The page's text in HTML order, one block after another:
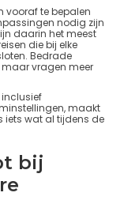
vooraf te bepalen
nodig zijn
daarin het meest
die bij elke
Bedrade
maar vragen meer
maakt
iets wat al tijdens de
bij